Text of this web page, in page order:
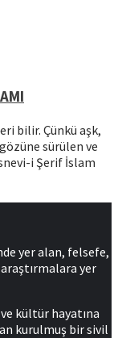
bilir. Çünkü aşk,
sürülen ve
i Şerif İslam
yer alan, felsefe,
yer
kültür hayatına
kurulmuş bir sivil